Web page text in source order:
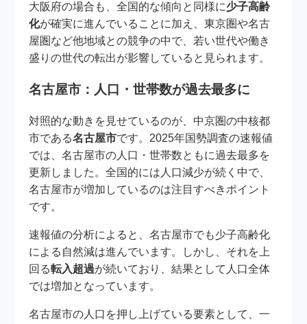
大阪府の場合も、全国的な傾向と同様に少子高齢
化が確実に進んでいることに加え、東京圏や名古
屋圏など他地域との競争の中で、若い世代や働き
盛りの世代の転出が影響していると見られます。
名古屋市：人口・世帯数が過去最多に
対照的な動きを見せているのが、中京圏の中核都
市である名古屋市です。2025年国勢調査の速報値
では、名古屋市の人口・世帯数ともに過去最多を
更新しました。全国的には人口減少が続く中で、
名古屋市が増加しているのは注目すべきポイント
です。
速報値の分析によると、名古屋市でも少子高齢化
による自然減は進んでいます。しかし、それを上
回る転入超過が続いており、結果として人口全体
では増加となっています。
名古屋市の人口を押し上げている要素として、一